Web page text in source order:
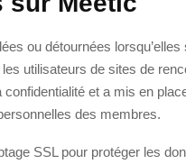
ou détournées lorsqu’elles
utilisateurs de sites de
confidentialité et a mis en
des membres.
SSL pour protéger les